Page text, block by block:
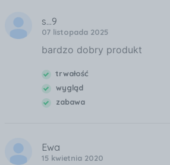
s...9
07 listopada 2025
bardzo dobry produkt
trwałość
wygląd
zabawa
Ewa
15 kwietnia 2020